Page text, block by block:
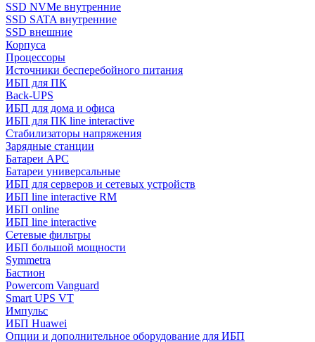
SSD NVMe внутренние
SSD SATA внутренние
SSD внешние
Корпуса
Процессоры
Источники бесперебойного питания
ИБП для ПК
Back-UPS
ИБП для дома и офиса
ИБП для ПК linе interactive
Стабилизаторы напряжения
Зарядные станции
Батареи APC
Батареи универсальные
ИБП для серверов и сетевых устройств
ИБП line interactive RM
ИБП online
ИБП linе interactive
Сетевые фильтры
ИБП большой мощности
Symmetra
Бастион
Powercom Vanguard
Smart UPS VT
Импульс
ИБП Huawei
Опции и дополнительное оборудование для ИБП